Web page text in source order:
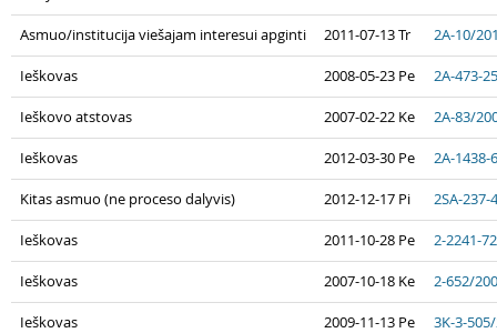
Asmuo/institucija viešajam interesui apginti 2011-07-13 Tr 2A-10/
Ieškovas 2008-05-23 Pe 2A-473-
Ieškovo atstovas 2007-02-22 Ke 2A-83/
Ieškovas 2012-03-30 Pe 2A-1438-
Kitas asmuo (ne proceso dalyvis) 2012-12-17 Pi 2SA-237-
Ieškovas 2011-10-28 Pe 2-2241-
Ieškovas 2007-10-18 Ke 2-652/
Ieškovas 2009-11-13 Pe 3K-3-